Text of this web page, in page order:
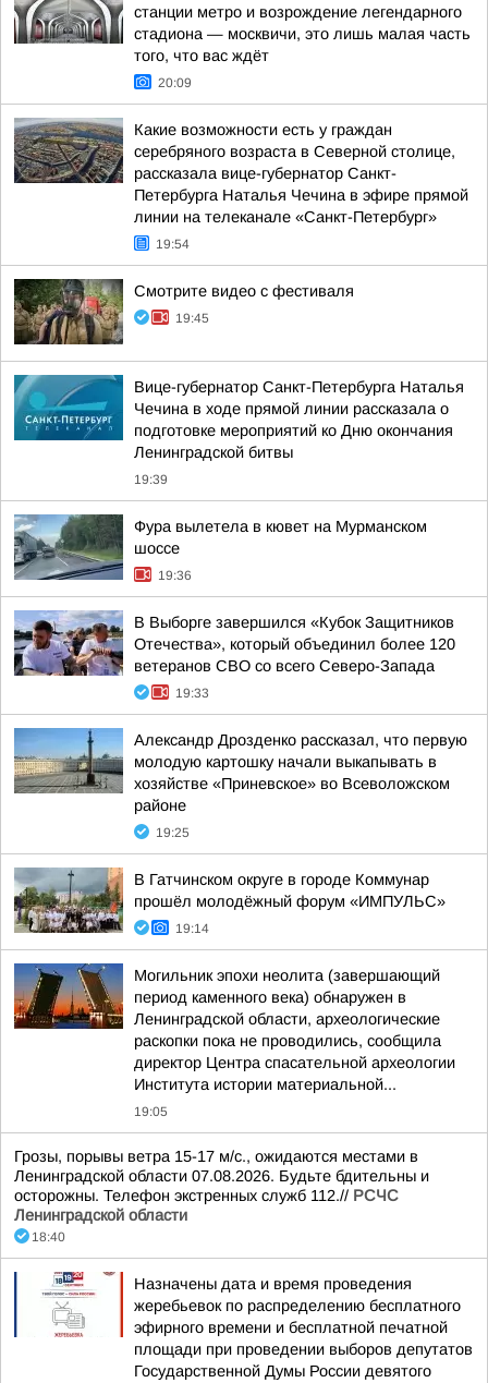
станции метро и возрождение легендарного
стадиона — москвичи, это лишь малая часть
того, что вас ждёт
20:09
Какие возможности есть у граждан
серебряного возраста в Северной столице,
рассказала вице-губернатор Санкт-
Петербурга Наталья Чечина в эфире прямой
линии на телеканале «Санкт-Петербург»
19:54
Смотрите видео с фестиваля
19:45
Вице-губернатор Санкт-Петербурга Наталья
Чечина в ходе прямой линии рассказала о
подготовке мероприятий ко Дню окончания
Ленинградской битвы
19:39
Фура вылетела в кювет на Мурманском
шоссе
19:36
В Выборге завершился «Кубок Защитников
Отечества», который объединил более 120
ветеранов СВО со всего Северо-Запада
19:33
Александр Дрозденко рассказал, что первую
молодую картошку начали выкапывать в
хозяйстве «Приневское» во Всеволожском
районе
19:25
В Гатчинском округе в городе Коммунар
прошёл молодёжный форум «ИМПУЛЬС»
19:14
Могильник эпохи неолита (завершающий
период каменного века) обнаружен в
Ленинградской области, археологические
раскопки пока не проводились, сообщила
директор Центра спасательной археологии
Института истории материальной...
19:05
Грозы, порывы ветра 15-17 м/с., ожидаются местами в
Ленинградской области 07.08.2026. Будьте бдительны и
осторожны. Телефон экстренных служб 112.// РСЧС
Ленинградской области
18:40
Назначены дата и время проведения
жеребьевок по распределению бесплатного
эфирного времени и бесплатной печатной
площади при проведении выборов депутатов
Государственной Думы России девятого